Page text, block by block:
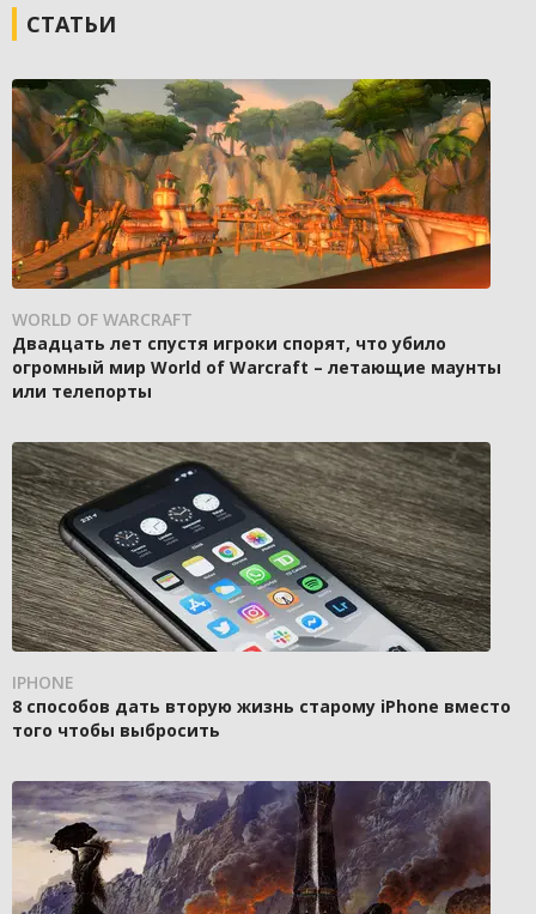
СТАТЬИ
WORLD OF WARCRAFT
Двадцать лет спустя игроки спорят, что убило
огромный мир World of Warcraft – летающие маунты
или телепорты
IPHONE
8 способов дать вторую жизнь старому iPhone вместо
того чтобы выбросить